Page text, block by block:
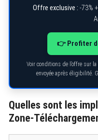
Offre exclusive : -73%
👉 Profiter
Voir conditions de l’offre sur
envoyée après éligibilité.
Quelles sont les
Zone-